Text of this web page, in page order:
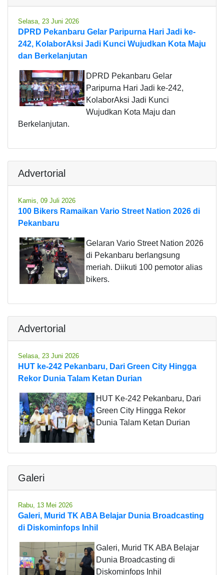
Selasa, 23 Juni 2026
DPRD Pekanbaru Gelar Paripurna Hari Jadi ke-
242, KolaborAksi Jadi Kunci Wujudkan Kota Maju
dan Berkelanjutan
DPRD Pekanbaru Gelar
Paripurna Hari Jadi ke-242,
KolaborAksi Jadi Kunci
Wujudkan Kota Maju dan
Berkelanjutan.
Advertorial
Kamis, 09 Juli 2026
100 Bikers Ramaikan Vario Street Nation 2026 di
Pekanbaru
Gelaran Vario Street Nation 2026
di Pekanbaru berlangsung
meriah. Diikuti 100 pemotor alias
bikers.
Advertorial
Selasa, 23 Juni 2026
HUT ke-242 Pekanbaru, Dari Green City Hingga
Rekor Dunia Talam Ketan Durian
HUT Ke-242 Pekanbaru, Dari
Green City Hingga Rekor
Dunia Talam Ketan Durian
Galeri
Rabu, 13 Mei 2026
Galeri, Murid TK ABA Belajar Dunia Broadcasting
di Diskominfops Inhil
Galeri, Murid TK ABA Belajar
Dunia Broadcasting di
Diskominfops Inhil